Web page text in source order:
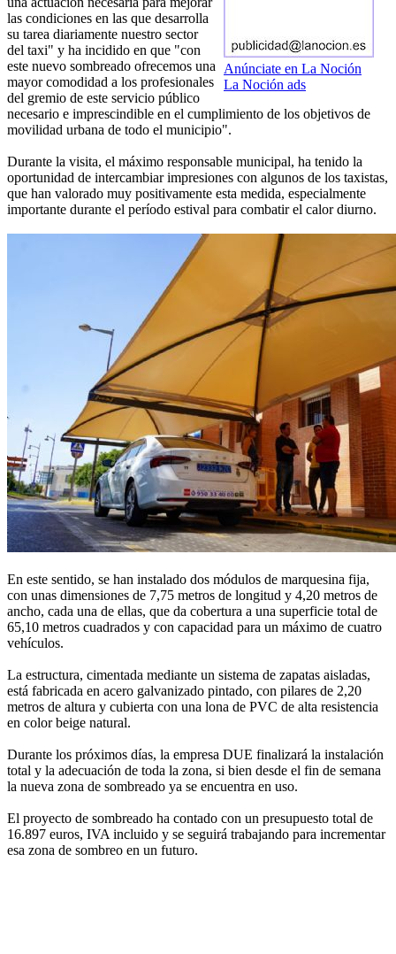
Anúnciate en La Noción
La Noción ads
las condiciones en las que desarrolla
su tarea diariamente nuestro sector
del taxi" y ha incidido en que "con
este nuevo sombreado ofrecemos una
mayor comodidad a los profesionales
del gremio de este servicio público
necesario e imprescindible en el cumplimiento de los objetivos de
movilidad urbana de todo el municipio".
Durante la visita, el máximo responsable municipal, ha tenido la
oportunidad de intercambiar impresiones con algunos de los taxistas,
que han valorado muy positivamente esta medida, especialmente
importante durante el período estival para combatir el calor diurno.
En este sentido, se han instalado dos módulos de marquesina fija,
con unas dimensiones de 7,75 metros de longitud y 4,20 metros de
ancho, cada una de ellas, que da cobertura a una superficie total de
65,10 metros cuadrados y con capacidad para un máximo de cuatro
vehículos.
La estructura, cimentada mediante un sistema de zapatas aisladas,
está fabricada en acero galvanizado pintado, con pilares de 2,20
metros de altura y cubierta con una lona de PVC de alta resistencia
en color beige natural.
Durante los próximos días, la empresa DUE finalizará la instalación
total y la adecuación de toda la zona, si bien desde el fin de semana
la nueva zona de sombreado ya se encuentra en uso.
El proyecto de sombreado ha contado con un presupuesto total de
16.897 euros, IVA incluido y se seguirá trabajando para incrementar
esa zona de sombreo en un futuro.